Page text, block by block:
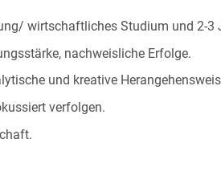
wirtschaftliches Studium und 2-3
nachweisliche Erfolge.
und kreative
verfolgen.